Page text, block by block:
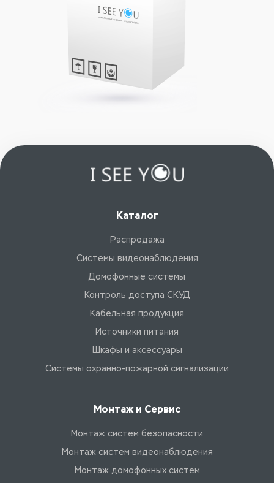
Каталог
Распродажа
Системы видеонаблюдения
Домофонные системы
Контроль доступа СКУД
Кабельная продукция
Источники питания
Шкафы и аксессуары
Системы охранно-пожарной сигнализации
Монтаж и Сервис
Монтаж систем безопасности
Монтаж систем видеонаблюдения
Монтаж домофонных систем